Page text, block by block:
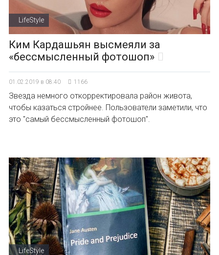
LifeStyle
Ким Кардашьян высмеяли за
«бессмысленный фотошоп»
01.02.2019 в 08:40 1166
Звезда немного откорректировала район живота,
чтобы казаться стройнее. Пользователи заметили, что
это "самый бессмысленный фотошоп".
LifeStyle